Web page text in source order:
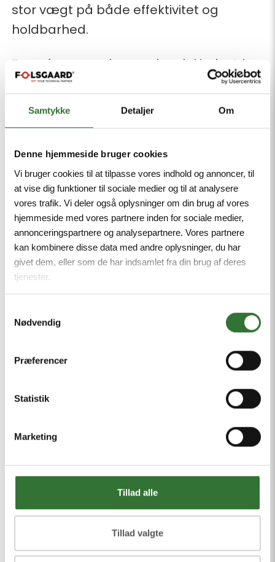
Samtykke Detaljer Om
Denne hjemmeside bruger cookies
Vi bruger cookies til at tilpasse vores indhold og annoncer, til
at vise dig funktioner til sociale medier og til at analysere
vores trafik. Vi deler også oplysninger om din brug af vores
hjemmeside med vores partnere inden for sociale medier,
annonceringspartnere og analysepartnere. Vores partnere
kan kombinere disse data med andre oplysninger, du har
givet dem, eller som de har indsamlet fra din brug af deres
tjenester.
Nødvendig
Præferencer
Statistik
Marketing
Tillad alle
Tillad valgte
stor vægt på både effektivitet og
holdbarhed.
Transformerne bruges bredt i industrier
som energidistribution, marine, og
industrielle fremstillingsprocesser, hvor
pålidelighed og præcision er afgørende.
Samarbejdet er en udvidelse af
Følsgaards position som teknisk partner
og understreger vores forpligtelse til at
støtte industrien med pålidelige og
højteknologiske løsninger.
Trafox udvalg af transformere
inkluderer:
TE serien
: Ringkernetransformere
og lavt magnetisk felt, hvilket
omgivende elektronik.
LH serien
: Isolationstransformere, der
tilbyder øget elektrisk
sikkerhed og støjreduktion, ideel til
brug i miljøer hvor elektronisk udstyr
kræver beskyttelse mod elektriske
Power serien: Kraftige 1- og 3-fasede